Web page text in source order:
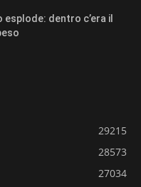
dentro c’era il
29215
28573
27034